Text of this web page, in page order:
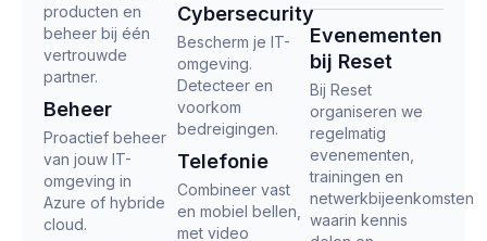
producten en
beheer bij één
vertrouwde
partner.
Beheer
Proactief beheer
van jouw IT-
omgeving in
Azure of hybride
cloud.
Cybersecurity
Bescherm je IT-
omgeving.
Detecteer en
voorkom
bedreigingen.
Telefonie
Combineer vast
en mobiel bellen,
met video
Evenementen
bij Reset
Bij Reset
organiseren we
regelmatig
evenementen,
trainingen en
netwerkbijeenkomsten
waarin kennis